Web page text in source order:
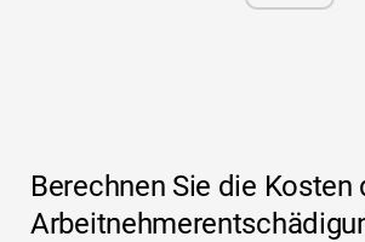
Berechnen Sie die Kosten